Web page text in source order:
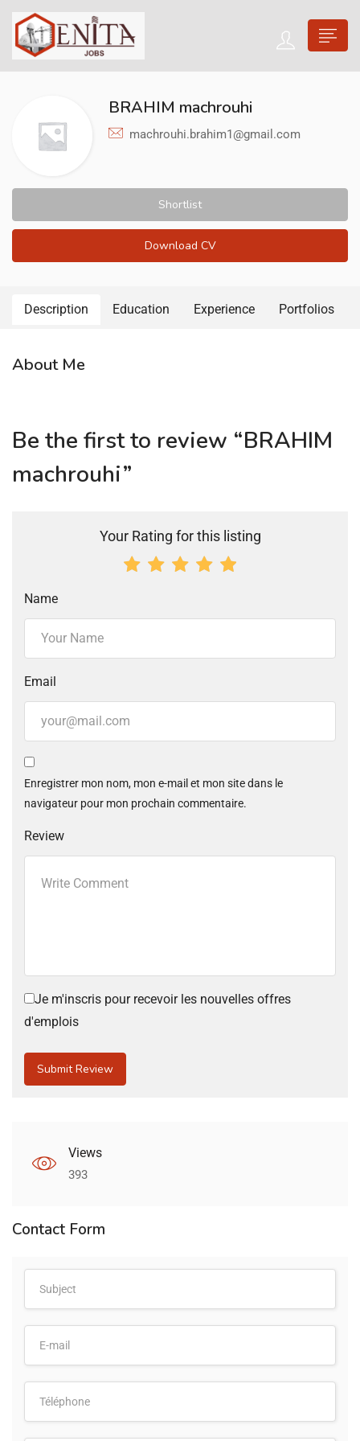
BRAHIM machrouhi
machrouhi.brahim1@gmail.com
Shortlist
Download CV
Description Education Experience Portfolios
About Me
Be the first to review “BRAHIM
machrouhi”
Your Rating for this listing
Name
Email
Enregistrer mon nom, mon e-mail et mon site dans le
navigateur pour mon prochain commentaire.
Review
Je m'inscris pour recevoir les nouvelles offres
d'emplois
Views
393
Contact Form